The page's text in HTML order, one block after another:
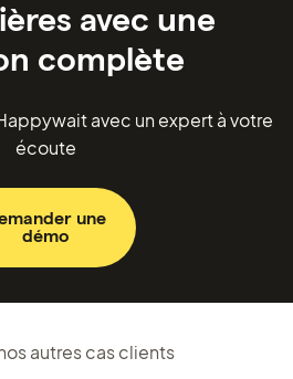
avec une
complète
avec un expert à votre
écoute
une
démo
autres cas clients